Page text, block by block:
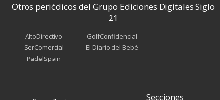
Otros periódicos del Grupo Ediciones Digitales Siglo
21
AltoDirectivo
SerComercial
PadelSpain
GolfConfidencial
El Diario del Bebé
Secciones